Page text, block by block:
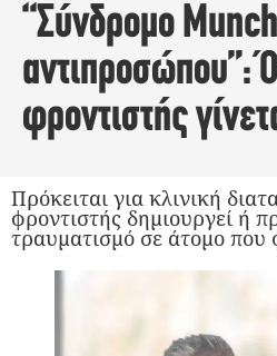
“Σύνδρομο
αντιπροσώπου”:
φροντιστής
Πρόκειται για κλινική
φροντιστής δημιουργεί ή
τραυματισμό σε άτομο που